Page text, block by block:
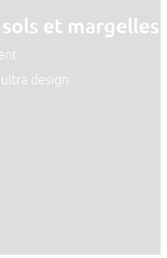
et margelles
design